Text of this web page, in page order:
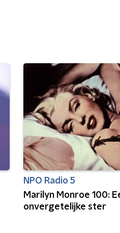
NPO Radio 5
Marilyn Monroe 100:
onvergetelijke ster